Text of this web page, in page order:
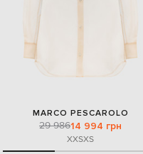
MARCO PESCAROLO
29 98614 994 грн
XXSXS